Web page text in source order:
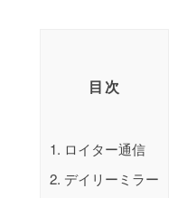
目次
1. ロイター通信
2. デイリーミラー